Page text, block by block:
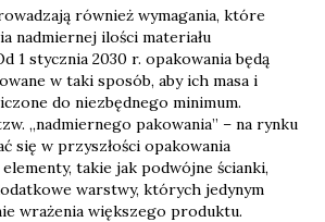
również wymagania, które
nadmiernej ilości materiału
1 stycznia 2030 r. opakowania będą
w taki sposób, aby ich masa i
do niezbędnego minimum.
„nadmiernego pakowania” – na rynku
się w przyszłości opakowania
takie jak podwójne ścianki,
warstwy, których jedynym
wrażenia większego produktu.